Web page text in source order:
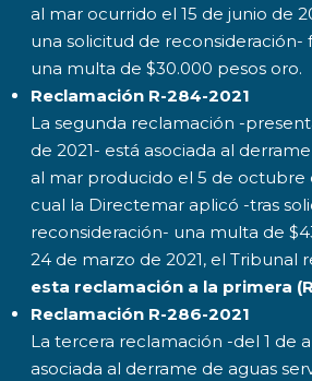
al mar ocurrido el 15 de junio de
una solicitud de reconsideración-
una multa de $30.000 pesos oro.
Reclamación R-284-2021
La segunda reclamación -
de 2021- está asociada al
al mar producido el 5 de octubre
cual la Directemar aplicó -tras
reconsideración- una multa de
24 de marzo de 2021, el Tribunal
esta reclamación a la primera
Reclamación R-286-2021
La tercera reclamación -del 1 de
asociada al derrame de aguas